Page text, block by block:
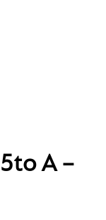
A –